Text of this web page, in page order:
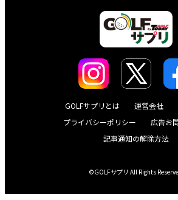
GOLFサプリとは 運営会社
プライバシーポリシー
広告お
記事通知の解除方法
©GOLFサプリ All Rights